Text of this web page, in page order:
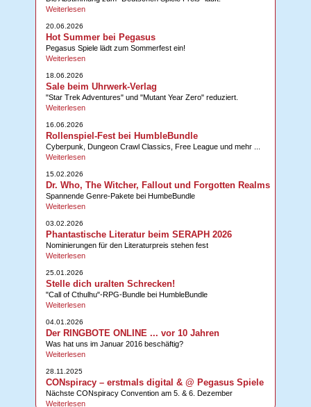
Weiterlesen
20.06.2026
Hot Summer bei Pegasus
Pegasus Spiele lädt zum Sommerfest ein!
Weiterlesen
18.06.2026
Sale beim Uhrwerk-Verlag
"Star Trek Adventures" und "Mutant Year Zero" reduziert.
Weiterlesen
16.06.2026
Rollenspiel-Fest bei HumbleBundle
Cyberpunk, Dungeon Crawl Classics, Free League und mehr ...
Weiterlesen
15.02.2026
Dr. Who, The Witcher, Fallout und Forgotten Realms
Spannende Genre-Pakete bei HumbeBundle
Weiterlesen
03.02.2026
Phantastische Literatur beim SERAPH 2026
Nominierungen für den Literaturpreis stehen fest
Weiterlesen
25.01.2026
Stelle dich uralten Schrecken!
"Call of Cthulhu"-RPG-Bundle bei HumbleBundle
Weiterlesen
04.01.2026
Der RINGBOTE ONLINE ... vor 10 Jahren
Was hat uns im Januar 2016 beschäftig?
Weiterlesen
28.11.2025
CONspiracy – erstmals digital & @ Pegasus Spiele
Nächste CONspiracy Convention am 5. & 6. Dezember
Weiterlesen